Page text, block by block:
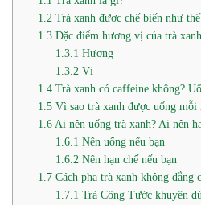
1.2 Trà xanh được chế biến như
1.3 Đặc điểm hương vị của trà xanh
1.3.1 Hương
1.3.2Vị
1.4 Trà xanh có caffeine không?
1.5 Vì sao trà xanh được uống mỗi
1.6Ai nên uống trà xanh? Ai nên
1.6.1 Nên uống nếu bạn
1.6.2Nên hạn chế nếu bạn
1.7 Cách pha trà xanh không đắng
1.7.1 Trà Công Tước khuyên